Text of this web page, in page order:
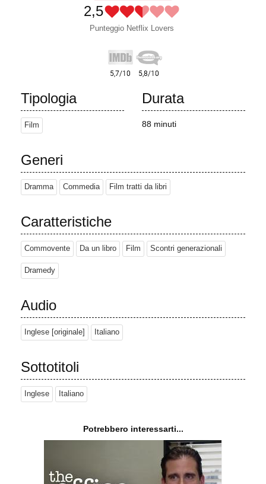
2,5
Punteggio Netflix Lovers
Tipologia
Film
Durata
88 minuti
Generi
Dramma Commedia Film tratti da libri
Caratteristiche
Commovente Da un libro Film Scontri generazionali
Dramedy
Audio
Inglese [originale] Italiano
Sottotitoli
Inglese Italiano
Potrebbero interessarti...